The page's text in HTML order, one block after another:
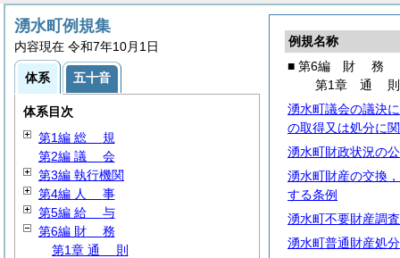
例規名称
■ 第6編 財 務
第1章 通 則
湧水町議会の議決
の取得又は処分に
湧水町財政状況の
湧水町財産の交換
する条例
湧水町不要財産調
湧水町普通財産処
湧水町例規集
内容現在 令和7年10月1日
体系 五十音
体系目次
第1編 総 規
第2編 議 会
第3編 執行機関
第4編 人 事
第5編 給 与
第6編 財 務
第1章 通 則